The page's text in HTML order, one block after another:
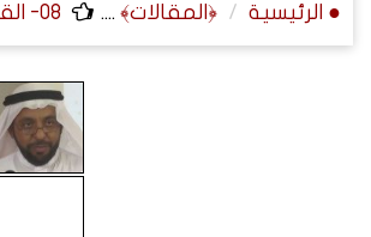
● الرئيسية ﴿المقالات﴾ .... 08- القسم الثامن : الثقافة ﴿اللغوية - الشعرية - القصصية﴾.